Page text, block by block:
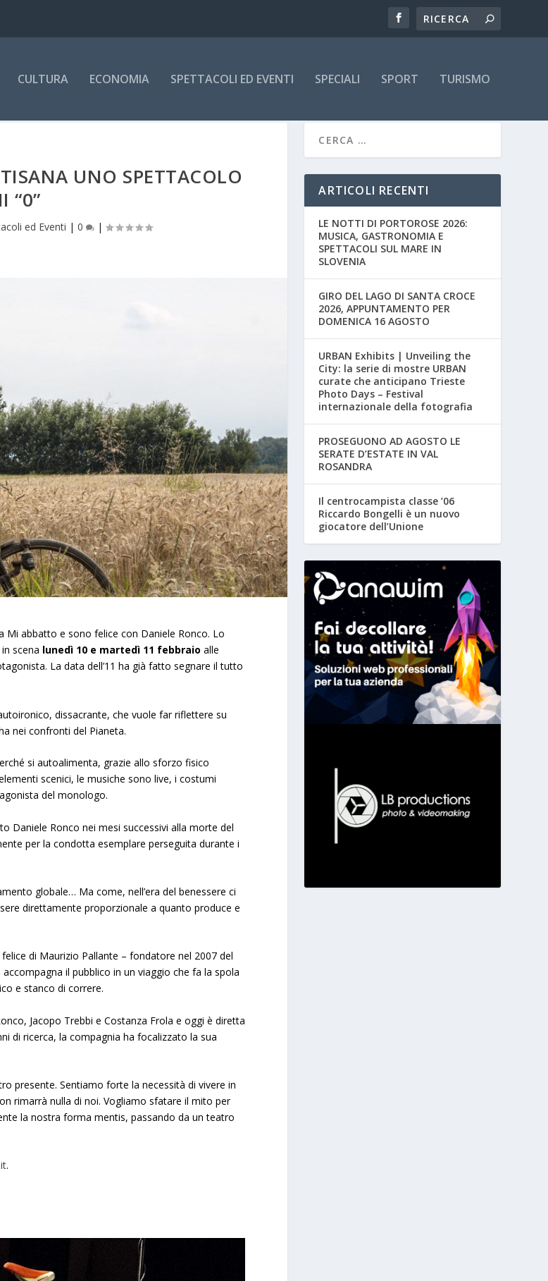
CULTURA ECONOMIA SPETTACOLI ED EVENTI SPECIALI SPORT TURISMO
UNO SPETTACOLO
“0”
ed Eventi |0 |
Mi abbatto e sono felice con Daniele Ronco. Lo
scena lunedì 10 e martedì 11 febbraioalle
La data dell’11 ha già fatto segnare il tutto
dissacrante, che vuole far riflettere su
nei confronti del Pianeta.
si autoalimenta, grazie allo sforzo fisico
scenici, le musiche sono live, i costumi
del monologo.
Daniele Ronco nei mesi successivi alla morte del
per la condotta esemplare perseguita durante i
globale… Ma come, nell’era del benessere ci
direttamente proporzionale a quanto produce e
di Maurizio Pallante – fondatore nel 2007 del
il pubblico in un viaggio che fa la spola
e stanco di correre.
Jacopo Trebbi e Costanza Frola e oggi è diretta
di ricerca, la compagnia ha focalizzato la sua
presente. Sentiamo forte la necessità di vivere in
rimarrà nulla di noi. Vogliamo sfatare il mito per
la nostra forma mentis, passando da un teatro
.
ARTICOLI RECENTI
LE NOTTI DI PORTOROSE 2026:
MUSICA, GASTRONOMIA E
SPETTACOLI SUL MARE IN
SLOVENIA
GIRO DEL LAGO DI SANTA CROCE
2026, APPUNTAMENTO PER
DOMENICA 16 AGOSTO
URBAN Exhibits | Unveiling the
City: la serie di mostre URBAN
curate che anticipano Trieste
Photo Days – Festival
internazionale della fotografia
PROSEGUONO AD AGOSTO LE
SERATE D’ESTATE IN VAL
ROSANDRA
Il centrocampista classe ’06
Riccardo Bongelli è un nuovo
giocatore dell’Unione